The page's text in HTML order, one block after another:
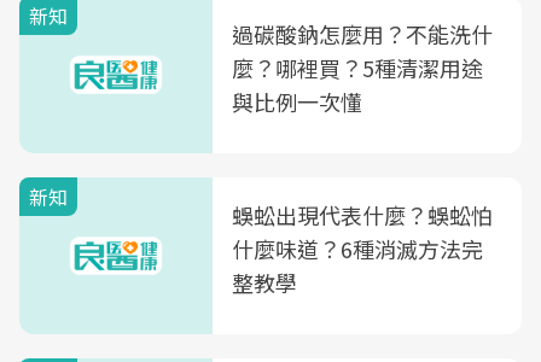
新知
過碳酸鈉怎麼用？不能洗什
麼？哪裡買？5種清潔用途
與比例一次懂
新知
蜈蚣出現代表什麼？蜈蚣怕
什麼味道？6種消滅方法完
整教學